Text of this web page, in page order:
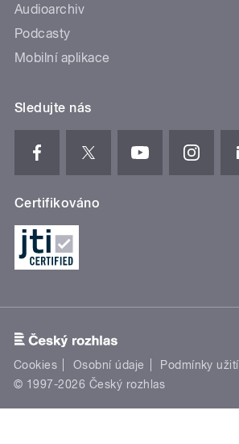
Audioarchiv
Podcasty
Mobilní aplikace
Sledujte nás
Certifikováno
Cookies Osobní údaje Podmínky užití
© 1997-2026 Český rozhlas